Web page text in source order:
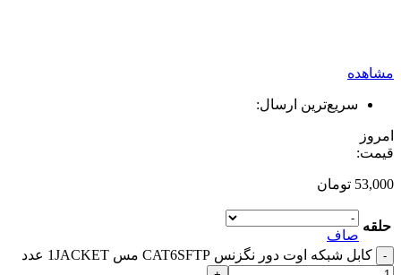
مشاهده
سریع‌ترین ارسال:
امروز
قیمت:
53,000 تومان
حلقه
صاف
- کابل شبکه اوت دور نگزنس CAT6SFTP مس 1JACKET عدد